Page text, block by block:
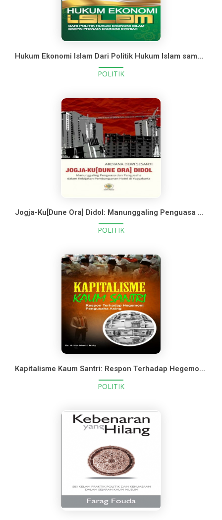
Hukum Ekonomi Islam Dari Politik Hukum Islam sampai Pranata Ekonomi Syari'ah
POLITIK
Jogja-Ku[Dune Ora] Didol: Manunggaling Penguasa dan Pengusaha dalam Kebijakan Pembangunan Hotel di Yogyakarta
POLITIK
Kapitalisme Kaum Santri: Respon Terhadap Hegemoni Pengusaha Asing
POLITIK